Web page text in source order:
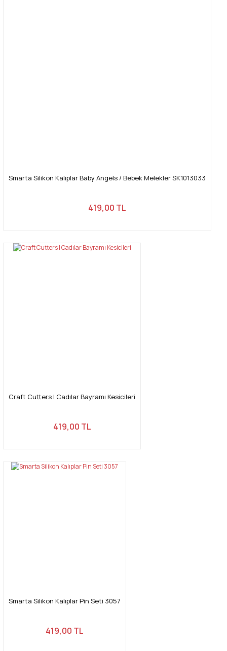
Smarta Silikon Kalıplar Baby Angels / Bebek Melekler SK1013033
419,00 TL
Craft Cutters | Cadılar Bayramı Kesicileri
419,00 TL
Smarta Silikon Kalıplar Pin Seti 3057
419,00 TL